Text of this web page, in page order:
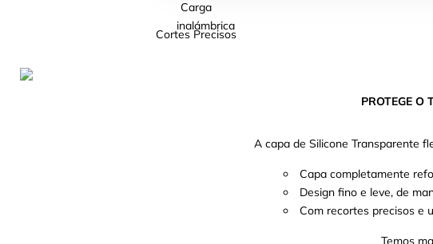
Cortes Precisos
PROTEGE O
A capa de Silicone Transparente
Capa completamente
Design fino e leve, de
Com recortes precisos e
Temos